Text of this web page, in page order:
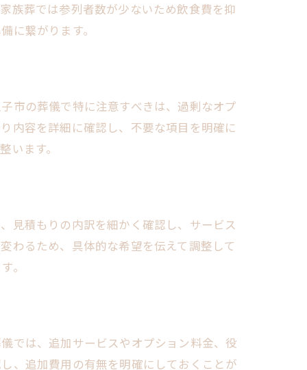
族葬では参列者数が少ないため飲食費を抑
に繋がります。
市の葬儀で特に注意すべきは、過剰なオプ
内容を詳細に確認し、不要な項目を明確に
います。
見積もりの内訳を細かく確認し、サービス
わるため、具体的な希望を伝えて調整して
。
では、追加サービスやオプション料金、役
、追加費用の有無を明確にしておくことが